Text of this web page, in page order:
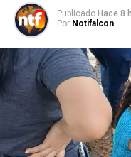
Publicado Hace 8
Por Notifalcon